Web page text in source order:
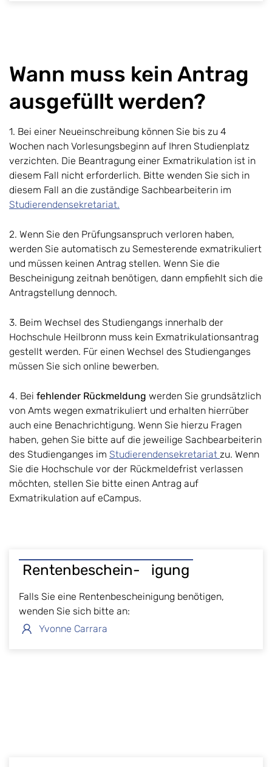
Wann muss kein Antrag
ausgefüllt werden?
1. Bei einer Neueinschreibung können Sie bis zu 4
Wochen nach Vorlesungsbeginn auf Ihren Studienplatz
verzichten. Die Beantragung einer Exmatrikulation ist in
diesem Fall nicht erforderlich. Bitte wenden Sie sich in
diesem Fall an die zuständige Sachbearbeiterin im
Studierendensekretariat.
2. Wenn Sie den Prüfungsanspruch verloren haben,
werden Sie automatisch zu Semesterende exmatrikuliert
und müssen keinen Antrag stellen. Wenn Sie die
Bescheinigung zeitnah benötigen, dann empfiehlt sich die
Antragstellung dennoch.
3. Beim Wechsel des Studiengangs innerhalb der
Hochschule Heilbronn muss kein Exmatrikulationsantrag
gestellt werden. Für einen Wechsel des Studienganges
müssen Sie sich online bewerben.
4. Bei fehlender Rückmeldung werden Sie grundsätzlich
von Amts wegen exmatrikuliert und erhalten hierrüber
auch eine Benachrichtigung. Wenn Sie hierzu Fragen
haben, gehen Sie bitte auf die jeweilige Sachbearbeiterin
des Studienganges im Studierendensekretariat zu. Wenn
Sie die Hochschule vor der Rückmeldefrist verlassen
möchten, stellen Sie bitte einen Antrag auf
Exmatrikulation auf eCampus.
Rentenbeschein- igung
Falls Sie eine Rentenbescheinigung benötigen,
wenden Sie sich bitte an:
Yvonne Carrara